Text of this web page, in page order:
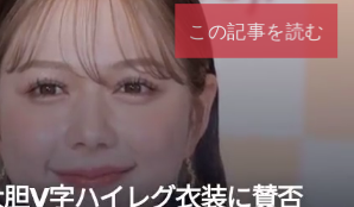
この記事を読む